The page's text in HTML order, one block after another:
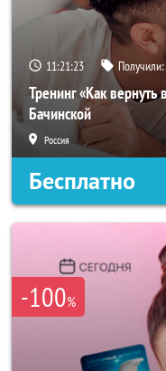
11:21:22 Получили:
Тренинг «Как вернуть
Бачинской
Россия
Бесплатно
-100%